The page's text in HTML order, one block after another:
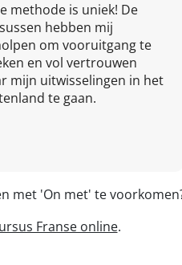
methode is uniek! De
hebben mij
om vooruitgang te
en vol vertrouwen
mijn uitwisselingen in het
te gaan.
met 'On met' te
Franse online.